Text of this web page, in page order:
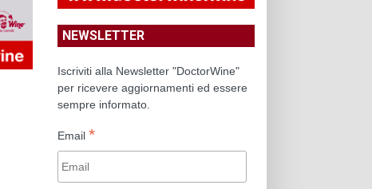
NEWSLETTER
Iscriviti alla Newsletter "DoctorWine"
per ricevere aggiornamenti ed essere
sempre informato.
Email *